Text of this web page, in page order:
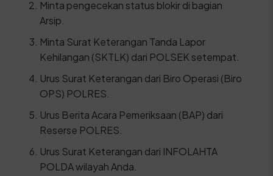
Minta pengecekan status blokir di bagian
Arsip.
Minta Surat Keterangan Tanda Lapor
Kehilangan (SKTLK) dari POLSEK setempat.
Urus Surat Keterangan dari Biro Operasi (Biro
OPS) POLRES.
Urus Berita Acara Pemeriksaan (BAP) dari
Reserse POLRES.
Urus Surat Keterangan dari INFOLAHTA
POLDA wilayah Anda.